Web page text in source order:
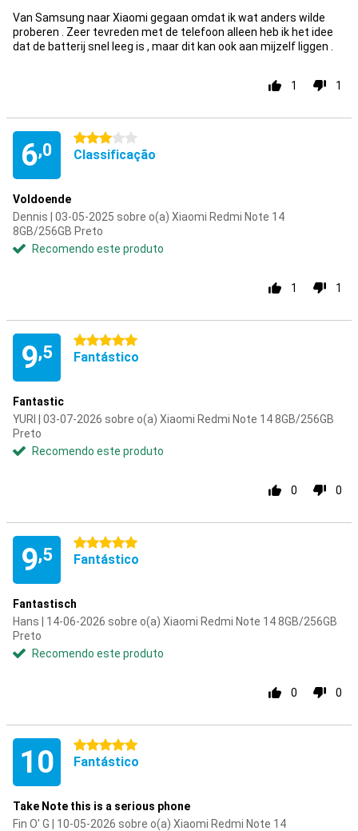
Van Samsung naar Xiaomi gegaan omdat ik wat anders wilde
proberen . Zeer tevreden met de telefoon alleen heb ik het idee
dat de batterij snel leeg is , maar dit kan ook aan mijzelf liggen .
1 1
6,0
3 estrelas
Classificação
Voldoende
Dennis | 03-05-2025 sobre o(a) Xiaomi Redmi Note 14
8GB/256GB Preto
Recomendo este produto
1 1
9,5
5 estrelas
Fantástico
Fantastic
YURI | 03-07-2026 sobre o(a) Xiaomi Redmi Note 14 8GB/256GB
Preto
Recomendo este produto
0 0
9,5
5 estrelas
Fantástico
Fantastisch
Hans | 14-06-2026 sobre o(a) Xiaomi Redmi Note 14 8GB/256GB
Preto
Recomendo este produto
0 0
10 5 estrelas
Fantástico
Take Note this is a serious phone
Fin O' G | 10-05-2026 sobre o(a) Xiaomi Redmi Note 14